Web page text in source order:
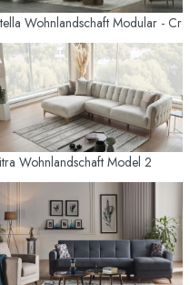
Wohnlandschaft Modular -
Wohnlandschaft Model 2